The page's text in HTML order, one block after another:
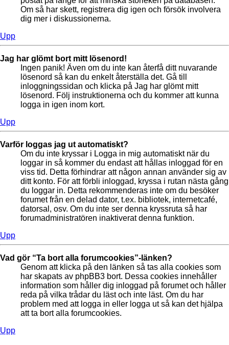
Om så har skett, registrera dig igen och försök involvera
dig mer i diskussionerna.
Upp
Jag har glömt bort mitt lösenord!
Ingen panik! Även om du inte kan återfå ditt nuvarande
lösenord så kan du enkelt återställa det. Gå till
inloggningssidan och klicka på Jag har glömt mitt
lösenord. Följ instruktionerna och du kommer att kunna
logga in igen inom kort.
Upp
Varför loggas jag ut automatiskt?
Om du inte kryssar i Logga in mig automatiskt när du
loggar in så kommer du endast att hållas inloggad för en
viss tid. Detta förhindrar att någon annan använder sig av
ditt konto. För att förbli inloggad, kryssa i rutan nästa gång
du loggar in. Detta rekommenderas inte om du besöker
forumet från en delad dator, t.ex. bibliotek, internetcafé,
datorsal, osv. Om du inte ser denna kryssruta så har
forumadministratören inaktiverat denna funktion.
Upp
Vad gör “Ta bort alla forumcookies”-länken?
Genom att klicka på den länken så tas alla cookies som
har skapats av phpBB3 bort. Dessa cookies innehåller
information som håller dig inloggad på forumet och håller
reda på vilka trådar du läst och inte läst. Om du har
problem med att logga in eller logga ut så kan det hjälpa
att ta bort alla forumcookies.
Upp